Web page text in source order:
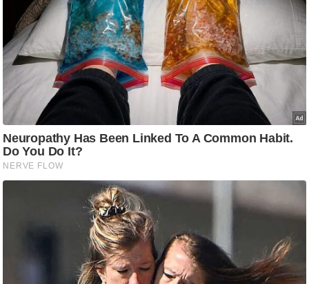
फै
श
न
घ
रे
लू
नु
स्खे
प